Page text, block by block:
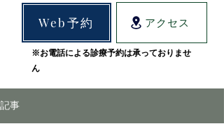
Web予約 アクセス
※お電話による診療予約は承っておりませ
ん
記事